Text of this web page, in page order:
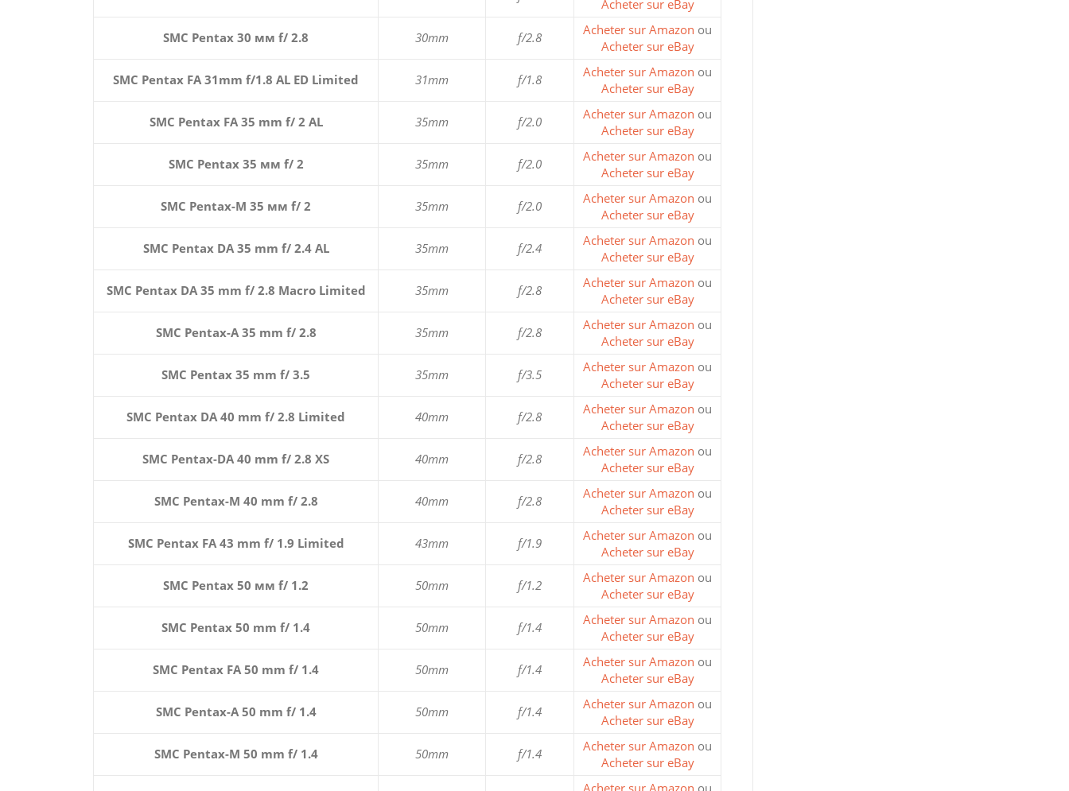
Acheter sur eBay
SMC Pentax 30 мм f/ 2.8 30mm f/2.8 Acheter sur Amazon ou
Acheter sur eBay
SMC Pentax FA 31mm f/1.8 AL ED Limited 31mm f/1.8 Acheter sur Amazon ou
Acheter sur eBay
SMC Pentax FA 35 mm f/ 2 AL 35mm f/2.0 Acheter sur Amazon ou
Acheter sur eBay
SMC Pentax 35 мм f/ 2 35mm f/2.0 Acheter sur Amazon ou
Acheter sur eBay
SMC Pentax-M 35 мм f/ 2 35mm f/2.0 Acheter sur Amazon ou
Acheter sur eBay
SMC Pentax DA 35 mm f/ 2.4 AL 35mm f/2.4 Acheter sur Amazon ou
Acheter sur eBay
SMC Pentax DA 35 mm f/ 2.8 Macro Limited 35mm f/2.8 Acheter sur Amazon ou
Acheter sur eBay
SMC Pentax-A 35 mm f/ 2.8 35mm f/2.8 Acheter sur Amazon ou
Acheter sur eBay
SMC Pentax 35 mm f/ 3.5 35mm f/3.5 Acheter sur Amazon ou
Acheter sur eBay
SMC Pentax DA 40 mm f/ 2.8 Limited 40mm f/2.8 Acheter sur Amazon ou
Acheter sur eBay
SMC Pentax-DA 40 mm f/ 2.8 XS 40mm f/2.8 Acheter sur Amazon ou
Acheter sur eBay
SMC Pentax-M 40 mm f/ 2.8 40mm f/2.8 Acheter sur Amazon ou
Acheter sur eBay
SMC Pentax FA 43 mm f/ 1.9 Limited 43mm f/1.9 Acheter sur Amazon ou
Acheter sur eBay
SMC Pentax 50 мм f/ 1.2 50mm f/1.2 Acheter sur Amazon ou
Acheter sur eBay
SMC Pentax 50 mm f/ 1.4 50mm f/1.4 Acheter sur Amazon ou
Acheter sur eBay
SMC Pentax FA 50 mm f/ 1.4 50mm f/1.4 Acheter sur Amazon ou
Acheter sur eBay
SMC Pentax-A 50 mm f/ 1.4 50mm f/1.4 Acheter sur Amazon ou
Acheter sur eBay
SMC Pentax-M 50 mm f/ 1.4 50mm f/1.4 Acheter sur Amazon ou
Acheter sur eBay
Acheter sur Amazon ou